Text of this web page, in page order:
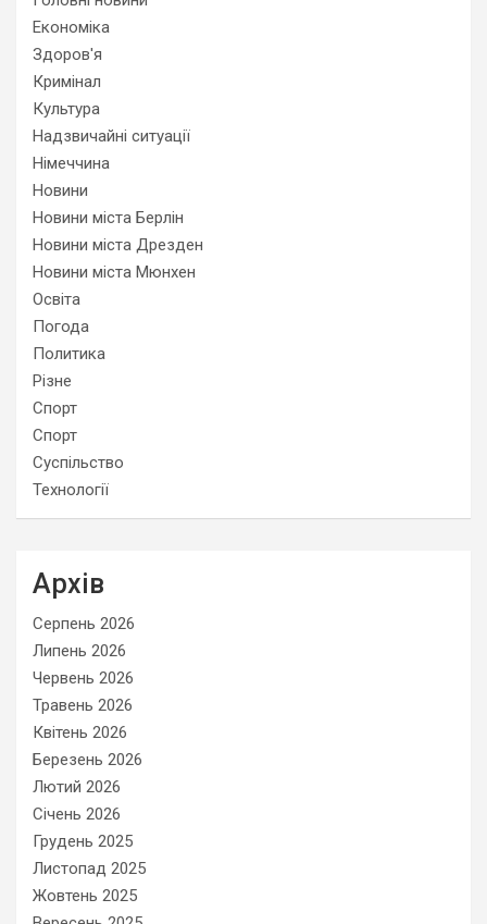
Економіка
Здоров'я
Кримінал
Культура
Надзвичайні ситуації
Німеччина
Новини
Новини міста Берлін
Новини міста Дрезден
Новини міста Мюнхен
Освіта
Погода
Политика
Різне
Спорт
Спорт
Суспільство
Технології
Архів
Серпень 2026
Липень 2026
Червень 2026
Травень 2026
Квітень 2026
Березень 2026
Лютий 2026
Січень 2026
Грудень 2025
Листопад 2025
Жовтень 2025